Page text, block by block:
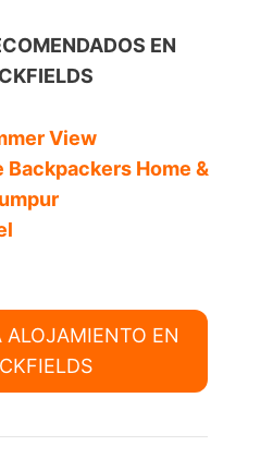
EN
View
Backpackers Home &
ALOJAMIENTO EN